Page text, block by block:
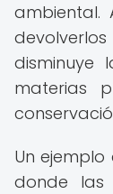
ambiental.
disminuye
materias
Un
donde las